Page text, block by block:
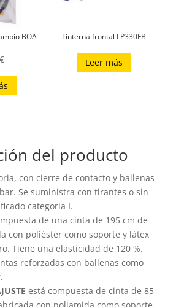
BOA
€
Linterna frontal LP330FB
Leer más
del producto
con cierre de contacto y ballenas
Se suministra con tirantes o sin
categoría I.
de una cinta de 195 cm de
con poliéster como soporte y látex
Tiene una elasticidad de 120 %.
reforzadas con ballenas como
está compuesta de cinta de 85